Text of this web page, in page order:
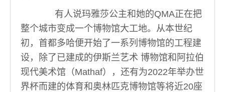
有人说玛雅莎公主和她的QMA正在把
整个城市变成一个博物馆大工地。从本世纪
初，首都多哈便开始了一系列博物馆的工程建
设，除了已建成的伊斯兰艺术 博物馆和阿拉伯
现代美术馆（Mathaf），还有为2022年举办世
界杯而建的体育和奥林匹克博物馆等将近20座